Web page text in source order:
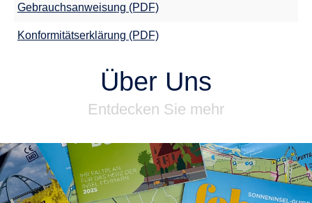
Gebrauchsanweisung (PDF)
Konformitätserklärung (PDF)
Über Uns
Entdecken Sie mehr